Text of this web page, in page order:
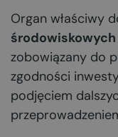
Organ właściwy
środowiskowych
zobowiązany do
zgodności
podjęciem